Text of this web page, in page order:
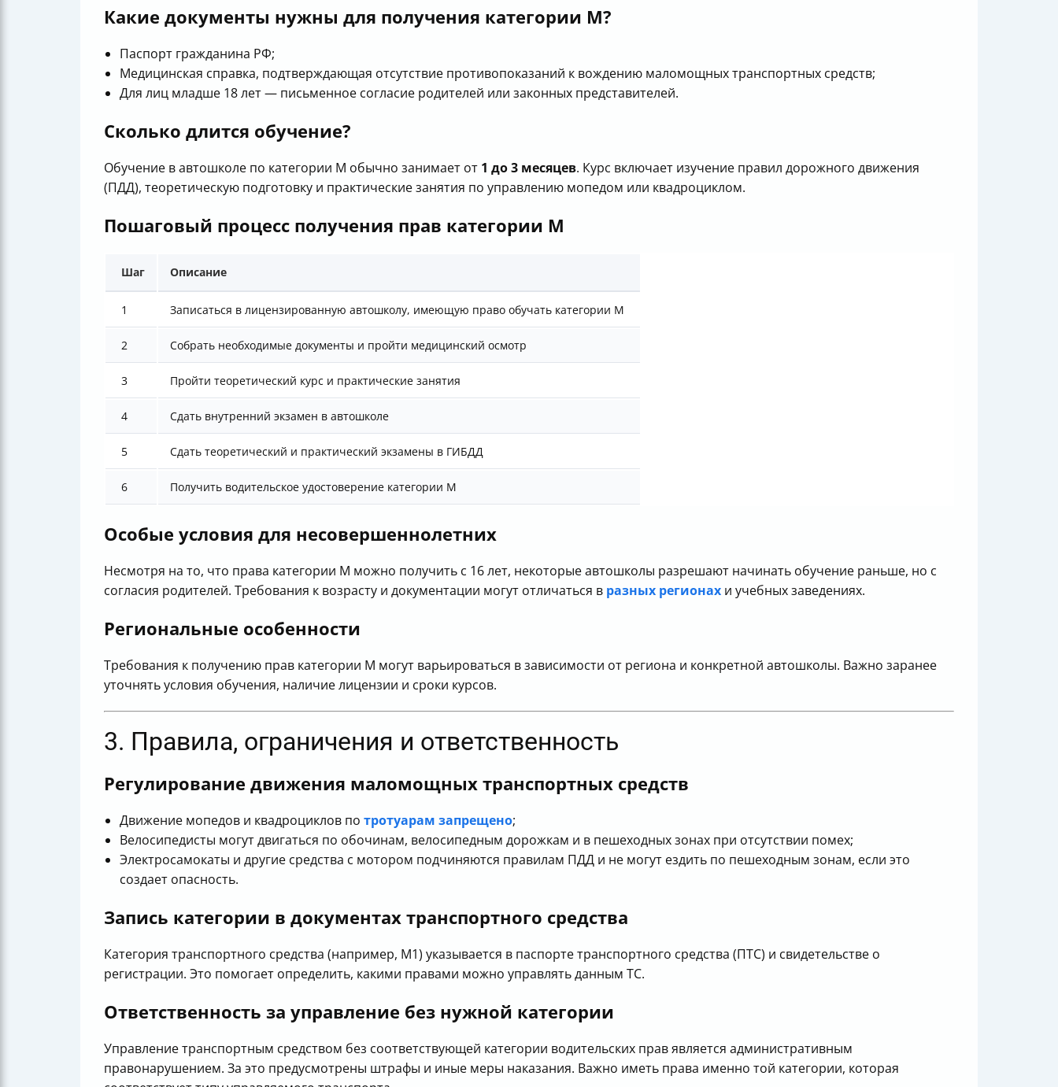
Какие документы нужны для получения категории M?
Паспорт гражданина РФ;
Медицинская справка, подтверждающая отсутствие противопоказаний к вождению маломощных транспортных средств;
Для лиц младше 18 лет — письменное согласие родителей или законных представителей.
Сколько длится обучение?
Обучение в автошколе по категории M обычно занимает от 1 до 3 месяцев. Курс включает изучение правил дорожного движения
(ПДД), теоретическую подготовку и практические занятия по управлению мопедом или квадроциклом.
Пошаговый процесс получения прав категории M
Шаг Описание
1 Записаться в лицензированную автошколу, имеющую право обучать категории M
2 Собрать необходимые документы и пройти медицинский осмотр
3 Пройти теоретический курс и практические занятия
4 Сдать внутренний экзамен в автошколе
5 Сдать теоретический и практический экзамены в ГИБДД
6 Получить водительское удостоверение категории M
Особые условия для несовершеннолетних
Несмотря на то, что права категории M можно получить с 16 лет, некоторые автошколы разрешают начинать обучение раньше, но с
согласия родителей. Требования к возрасту и документации могут отличаться в разных регионах и учебных заведениях.
Региональные особенности
Требования к получению прав категории M могут варьироваться в зависимости от региона и конкретной автошколы. Важно заранее
уточнять условия обучения, наличие лицензии и сроки курсов.
3. Правила, ограничения и ответственность
Регулирование движения маломощных транспортных средств
Движение мопедов и квадроциклов по тротуарам запрещено;
Велосипедисты могут двигаться по обочинам, велосипедным дорожкам и в пешеходных зонах при отсутствии помех;
Электросамокаты и другие средства с мотором подчиняются правилам ПДД и не могут ездить по пешеходным зонам, если это
создает опасность.
Запись категории в документах транспортного средства
Категория транспортного средства (например, M1) указывается в паспорте транспортного средства (ПТС) и свидетельстве о
регистрации. Это помогает определить, какими правами можно управлять данным ТС.
Ответственность за управление без нужной категории
Управление транспортным средством без соответствующей категории водительских прав является административным
правонарушением. За это предусмотрены штрафы и иные меры наказания. Важно иметь права именно той категории, которая